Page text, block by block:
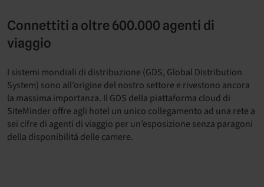
Connettiti a oltre 600.000 agenti di
viaggio
I sistemi mondiali di distribuzione (GDS, Global Distribution
System) sono all’origine del nostro settore e rivestono ancora
la massima importanza. Il GDS della piattaforma cloud di
SiteMinder offre agli hotel un unico collegamento ad una rete a
sei cifre di agenti di viaggio per un’esposizione senza paragoni
della disponibilitá delle camere.